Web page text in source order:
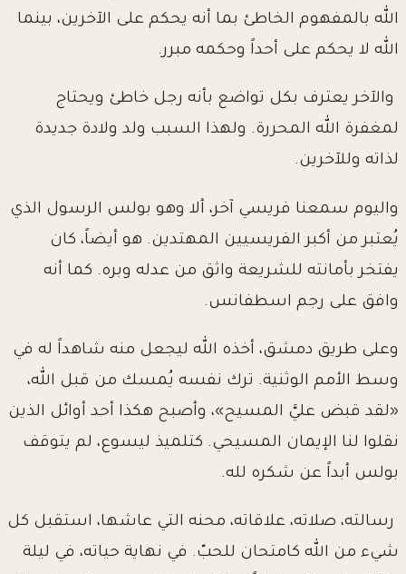
الله بالمفهوم الخاطئ بما أنه يحكم على الآخرين، بينما
الله لا يحكم على أحداً وحكمه مبرر.
والآخر يعترف بكل تواضع بأنه رجل خاطئ ويحتاج
لمغفرة الله المحررة. ولهذا السبب ولد ولادة جديدة
لذاته وللآخرين.
واليوم سمعنا فريسي آخر، ألا وهو بولس الرسول الذي
يُعتبر من أكبر الفريسيين المهتدين. هو أيضاً، كان
يفتخر بأمانته للشريعة واثق من عدله وبره. كما أنه
وافق على رجم اسطفانس.
وعلى طريق دمشق، أخذه الله ليجعل منه شاهداً له في
وسط الأمم الوثنية. ترك نفسه يُمسك من قبل الله،
«لقد قبض عليَّ المسيح»، وأصبح هكذا أحد أوائل الذين
نقلوا لنا الإيمان المسيحي. كتلميذ ليسوع، لم يتوقف
بولس أبداً عن شكره لله.
رسالته، صلاته، علاقاته، محنه التي عاشها، استقبل كل
شيء من الله كامتحان للحبّ. في نهاية حياته، في ليلة